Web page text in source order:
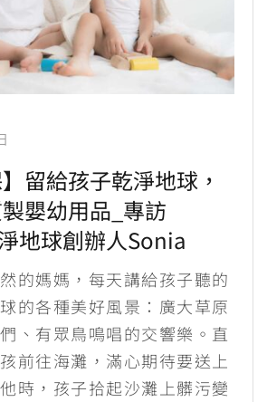
】留給孩子乾淨地球，
嬰幼用品_專訪
地球創辦人Sonia
的媽媽，每天講給孩子聽的
的各種美好風景：廣大草原
、有眾鳥鳴唱的交響樂。直
前往海灘，滿心期待要送上
時，孩子拾起沙灘上髒污變